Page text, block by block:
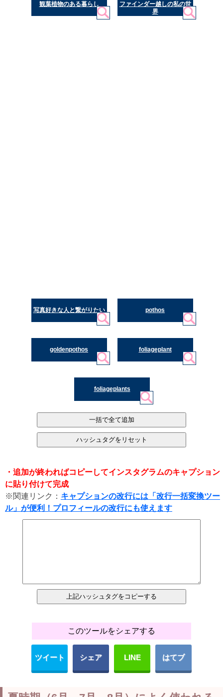
観葉植物のある暮らし
ファインダー越しの私の世
界
写真好きな人と繋がりたい pothos
goldenpothos foliageplant
foliageplants
・追加が終わればコピーしてインスタグラムのキャプション
に貼り付けて完成
※関連リンク： キャプションの改行には「改行一括変換ツー
ル」が便利！プロフィールの改行にも使えます
このツールをシェアする
ツイート シェア LINE はてブ